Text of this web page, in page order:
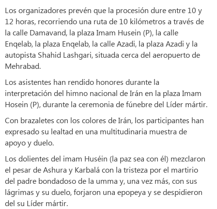
Los organizadores prevén que la procesión dure entre 10 y
12 horas, recorriendo una ruta de 10 kilómetros a través de
la calle Damavand, la plaza Imam Husein (P), la calle
Enqelab, la plaza Enqelab, la calle Azadi, la plaza Azadi y la
autopista Shahid Lashgari, situada cerca del aeropuerto de
Mehrabad.
Los asistentes han rendido honores durante la
interpretación del himno nacional de Irán en la plaza Imam
Hosein (P), durante la ceremonia de fúnebre del Líder mártir.
Con brazaletes con los colores de Irán, los participantes han
expresado su lealtad en una multitudinaria muestra de
apoyo y duelo.
Los dolientes del imam Huséin (la paz sea con él) mezclaron
el pesar de Ashura y Karbalá con la tristeza por el martirio
del padre bondadoso de la umma y, una vez más, con sus
lágrimas y su duelo, forjaron una epopeya y se despidieron
del su Líder mártir.